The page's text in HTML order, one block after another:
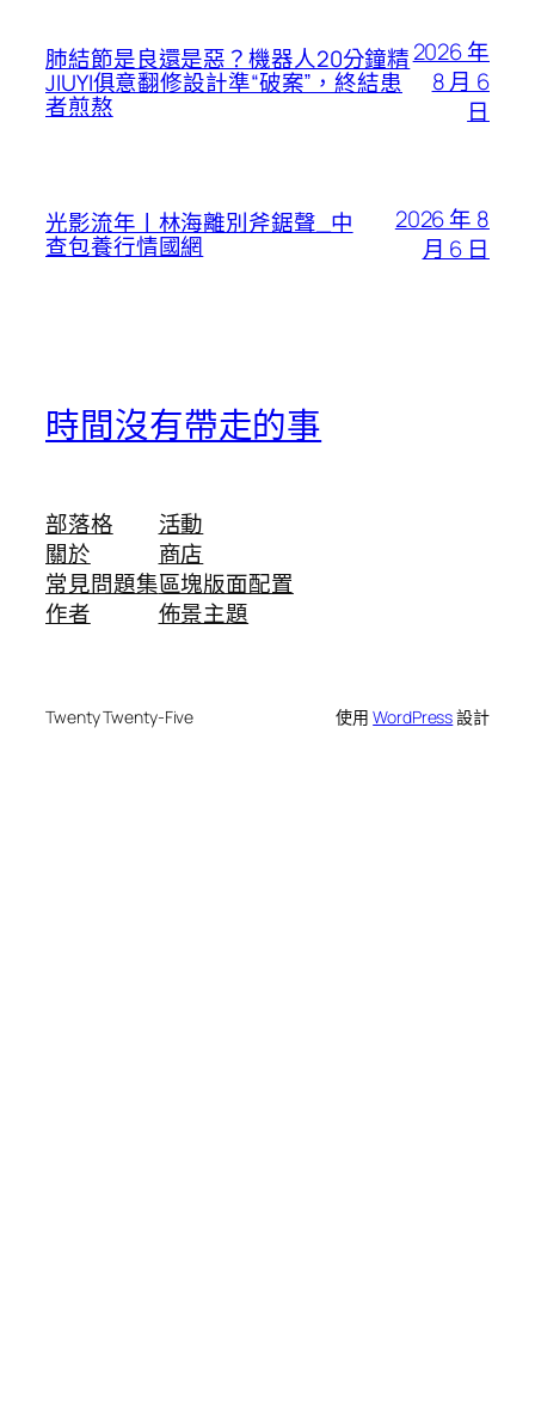
肺結節是良還是惡？機器人20分鐘精
JIUYI俱意翻修設計準“破案”，終結患
者煎熬
2026 年
8 月 6
日
光影流年丨林海離別斧鋸聲_中
查包養行情國網
2026 年 8
月 6 日
時間沒有帶走的事
部落格
關於
常見問題集
作者
活動
商店
區塊版面配置
佈景主題
Twenty Twenty-Five 使用WordPress設計